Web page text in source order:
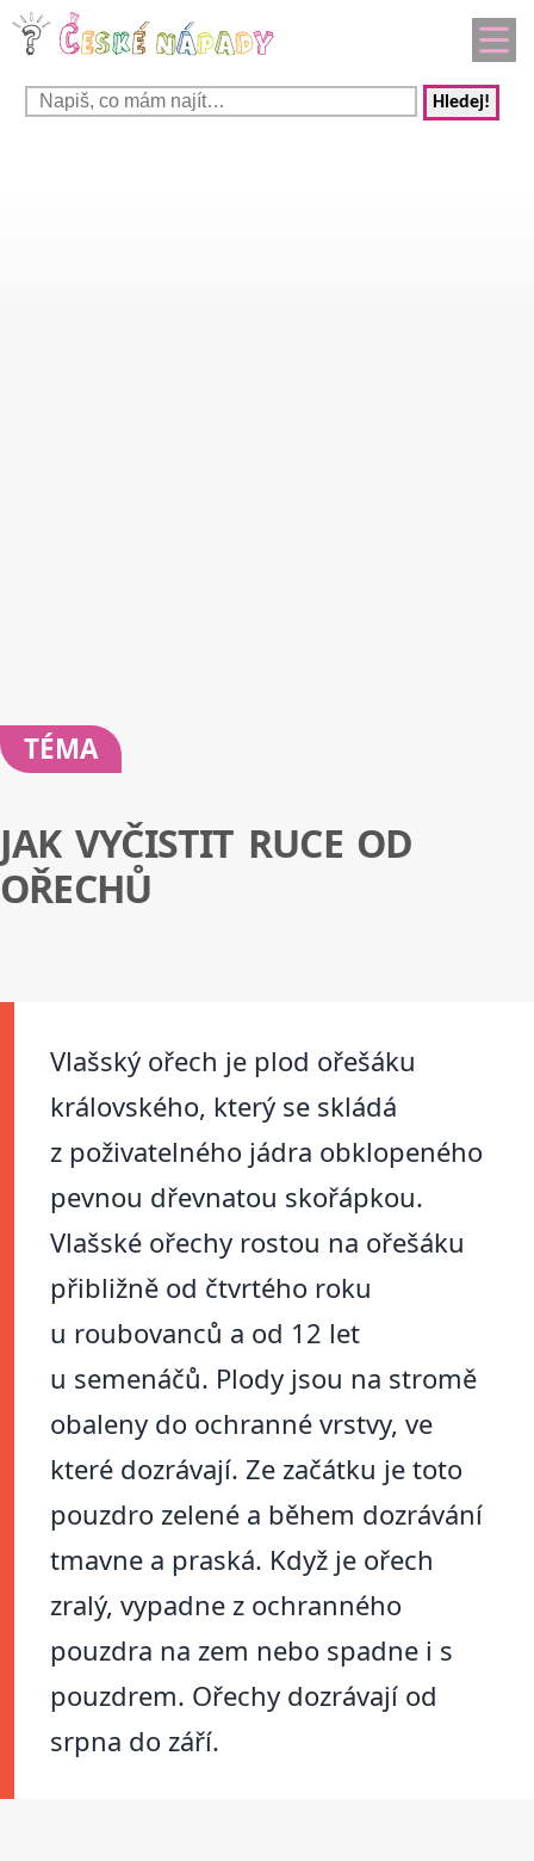
Hledej!
TÉMA
JAK VYČISTIT RUCE OD
OŘECHŮ
Vlašský ořech je plod ořešáku
královského, který se skládá
z poživatelného jádra obklopeného
pevnou dřevnatou skořápkou.
Vlašské ořechy rostou na ořešáku
přibližně od čtvrtého roku
u roubovanců a od 12 let
u semenáčů. Plody jsou na stromě
obaleny do ochranné vrstvy, ve
které dozrávají. Ze začátku je toto
pouzdro zelené a během dozrávání
tmavne a praská. Když je ořech
zralý, vypadne z ochranného
pouzdra na zem nebo spadne i s
pouzdrem. Ořechy dozrávají od
srpna do září.